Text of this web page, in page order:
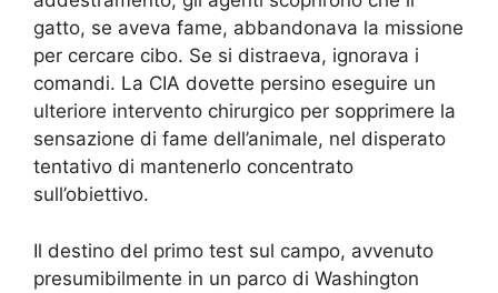
gatto, se aveva fame, abbandonava la missione
per cercare cibo. Se si distraeva, ignorava i
comandi. La CIA dovette persino eseguire un
ulteriore intervento chirurgico per sopprimere la
sensazione di fame dell’animale, nel disperato
tentativo di mantenerlo concentrato
sull’obiettivo.
Il destino del primo test sul campo, avvenuto
presumibilmente in un parco di Washington